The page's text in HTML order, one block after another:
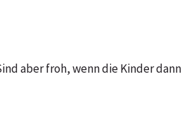
aber froh, wenn die Kinder dann